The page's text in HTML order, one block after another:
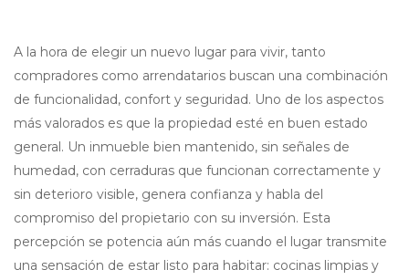
A la hora de elegir un nuevo lugar para vivir, tanto
compradores como arrendatarios buscan una combinación
de funcionalidad, confort y seguridad. Uno de los aspectos
más valorados es que la propiedad esté en buen estado
general. Un inmueble bien mantenido, sin señales de
humedad, con cerraduras que funcionan correctamente y
sin deterioro visible, genera confianza y habla del
compromiso del propietario con su inversión. Esta
percepción se potencia aún más cuando el lugar transmite
una sensación de estar listo para habitar: cocinas limpias y